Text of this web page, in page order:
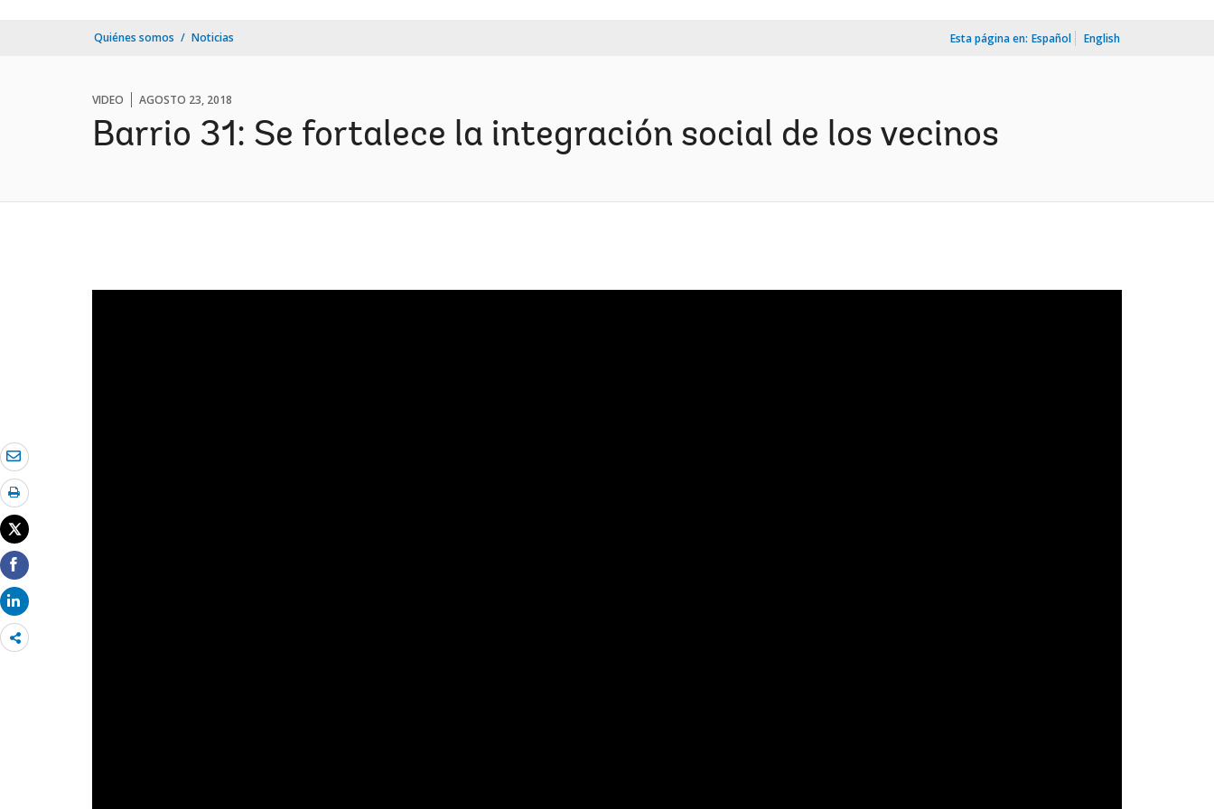
Quiénes somos Noticias Esta página en: Español English
VIDEO AGOSTO 23, 2018
Barrio 31: Se fortalece la integración social de los vecinos
Share
more